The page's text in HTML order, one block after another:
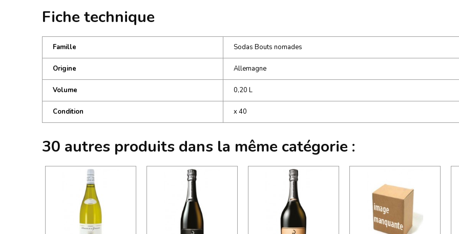
Fiche technique
Famille Sodas Bouts nomades
Origine Allemagne
Volume 0,20 L
Condition x 40
30 autres produits dans la même catégorie :